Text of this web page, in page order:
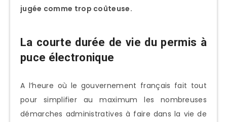
jugée comme trop coûteuse.
La courte durée de vie du permis à
puce électronique
A l’heure où le gouvernement français fait tout
pour simplifier au maximum les nombreuses
démarches administratives à faire dans la vie de